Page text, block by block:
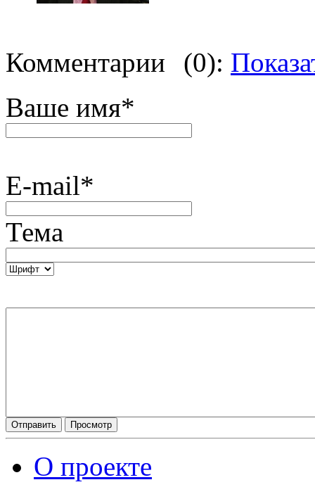
Комментарии (0):
Ваше имя*
E-mail*
Тема
О проекте